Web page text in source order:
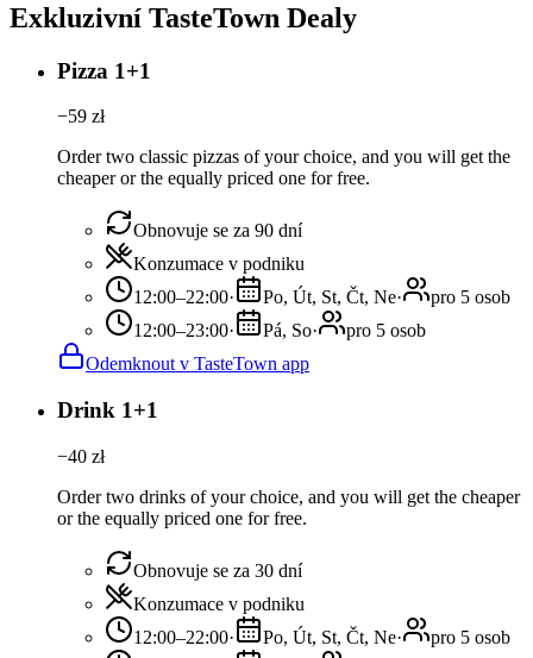
Exkluzivní TasteTown Dealy
Pizza 1+1
−59 zł
Order two classic pizzas of your choice, and you will get the
cheaper or the equally priced one for free.
Obnovuje se za 90 dní
Konzumace v podniku
12:00–22:00· Po, Út, St, Čt, Ne·
pro 5 osob
12:00–23:00· Pá, So·
pro 5 osob
Odemknout v TasteTown app
Drink 1+1
−40 zł
Order two drinks of your choice, and you will get the cheaper
or the equally priced one for free.
Obnovuje se za 30 dní
Konzumace v podniku
12:00–22:00· Po, Út, St, Čt, Ne·
pro 5 osob